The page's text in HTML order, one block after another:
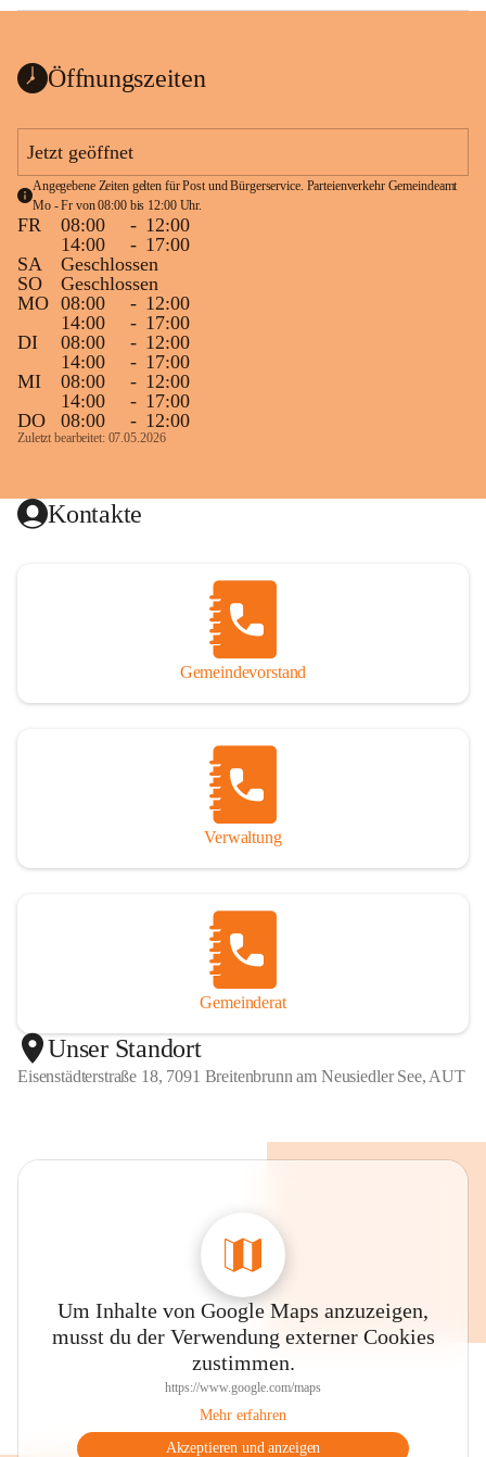
Öffnungszeiten
Jetzt geöffnet
Angegebene Zeiten gelten für Post und Bürgerservice. Parteienverkehr Gemeindeamt
Mo - Fr von 08:00 bis 12:00 Uhr.
FR 08:00 - 12:00
14:00
- 17:00
SA
Geschlossen
SO
Geschlossen
MO 08:00 - 12:00
14:00
- 17:00
DI
08:00 - 12:00
14:00
- 17:00
MI
08:00 - 12:00
14:00
- 17:00
DO
08:00 - 12:00
Zuletzt bearbeitet: 07.05.2026
Kontakte
Gemeindevorstand
Verwaltung
Gemeinderat
Unser Standort
Eisenstädterstraße 18, 7091 Breitenbrunn am Neusiedler See, AUT
Um Inhalte von Google Maps anzuzeigen,
musst du der Verwendung externer Cookies
zustimmen.
https://www.google.com/maps
Mehr erfahren
Akzeptieren und anzeigen